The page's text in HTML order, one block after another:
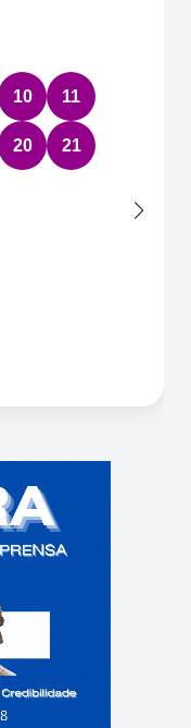
10 11
20 21